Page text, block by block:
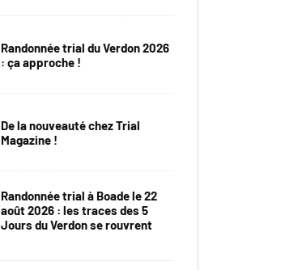
Randonnée trial du Verdon 2026
: ça approche !
De la nouveauté chez Trial
Magazine !
Randonnée trial à Boade le 22
août 2026 : les traces des 5
Jours du Verdon se rouvrent